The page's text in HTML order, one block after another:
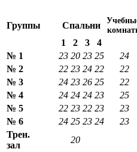
Группы Спальни
1 2 3
4
№ 1
23 20 23 25 24
№ 2
22 23 24 22 22
№ 3
24 23 26 25 22
№ 4
24 24 24 23 25
№ 5
22 23 22 23 23
№ 6
24 25 23 24 23
Трен.
зал
20